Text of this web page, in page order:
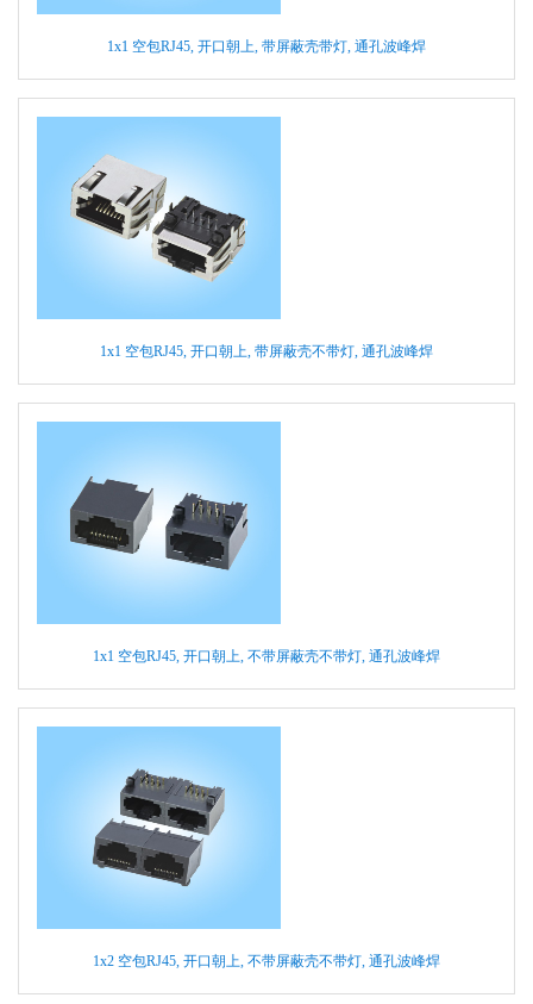
1x1 空包RJ45, 开口朝上, 带屏蔽壳带灯, 通孔波峰焊
1x1 空包RJ45, 开口朝上, 带屏蔽壳不带灯, 通孔波峰焊
1x1 空包RJ45, 开口朝上, 不带屏蔽壳不带灯, 通孔波峰焊
1x2 空包RJ45, 开口朝上, 不带屏蔽壳不带灯, 通孔波峰焊